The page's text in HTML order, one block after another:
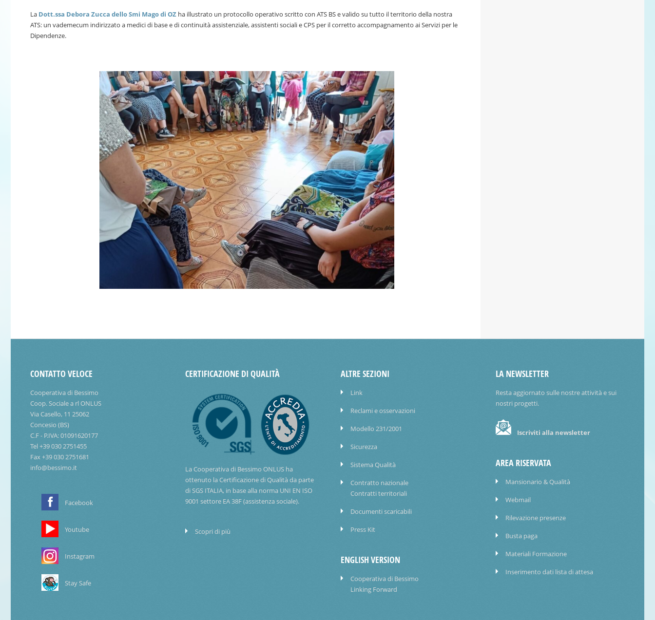
La Dott.ssa Debora Zucca dello Smi Mago di OZ ha illustrato un protocollo operativo scritto con ATS BS e valido su tutto il territorio della nostra
ATS: un vademecum indirizzato a medici di base e di continuità assistenziale, assistenti sociali e CPS per il corretto accompagnamento ai Servizi per le
Dipendenze.
CONTATTO VELOCE
Cooperativa di Bessimo
Coop. Sociale a rl ONLUS
Via Casello, 11 25062
Concesio (BS)
C.F - P.IVA: 01091620177
Tel +39 030 2751455
Fax +39 030 2751681
info@bessimo.it
Facebook
Youtube
Instagram
Stay Safe
CERTIFICAZIONE DI QUALITÀ
La Cooperativa di Bessimo ONLUS ha
ottenuto la Certificazione di Qualità da parte
di SGS ITALIA, in base alla norma UNI EN ISO
9001 settore EA 38F (assistenza sociale).
Scopri di più
ALTRE SEZIONI
Link
Reclami e osservazioni
Modello 231/2001
Sicurezza
Sistema Qualità
Contratto nazionale
Contratti territoriali
Documenti scaricabili
Press Kit
ENGLISH VERSION
Cooperativa di Bessimo
Linking Forward
LA NEWSLETTER
Resta aggiornato sulle nostre attività e sui
nostri progetti.
Iscriviti alla newsletter
AREA RISERVATA
Mansionario & Qualità
Webmail
Rilevazione presenze
Busta paga
Materiali Formazione
Inserimento dati lista di attesa